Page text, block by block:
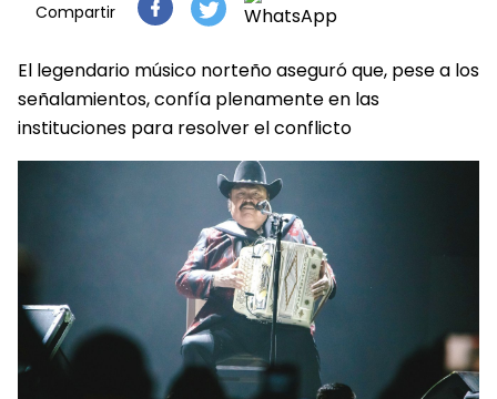
Compartir
El legendario músico norteño aseguró que, pese a los
señalamientos, confía plenamente en las
instituciones para resolver el conflicto